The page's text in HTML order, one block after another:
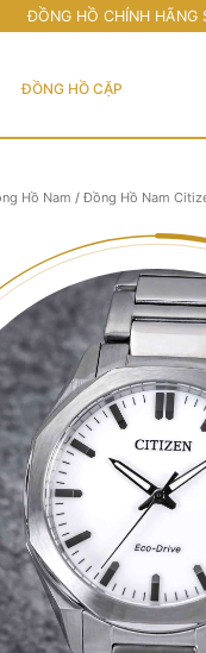
ĐỒNG HỒ CHÍNH HÃNG
ĐỒNG HỒ CẶP
Hồ Nam / Đồng Hồ Nam